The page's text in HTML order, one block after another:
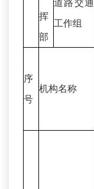
挥
部
道路交通
工作组
序
号
机构名称